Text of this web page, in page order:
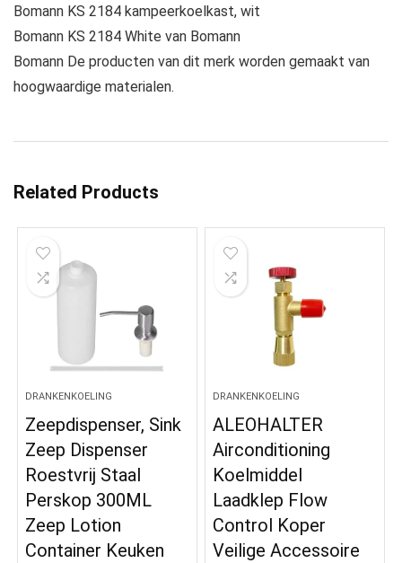
Bomann KS 2184 kampeerkoelkast, wit
Bomann KS 2184 White van Bomann
Bomann De producten van dit merk worden gemaakt van
hoogwaardige materialen.
Related Products
DRANKENKOELING
Zeepdispenser, Sink
Zeep Dispenser
Roestvrij Staal
Perskop 300ML
Zeep Lotion
Container Keuken
DRANKENKOELING
ALEOHALTER
Airconditioning
Koelmiddel
Laadklep Flow
Control Koper
Veilige Accessoire